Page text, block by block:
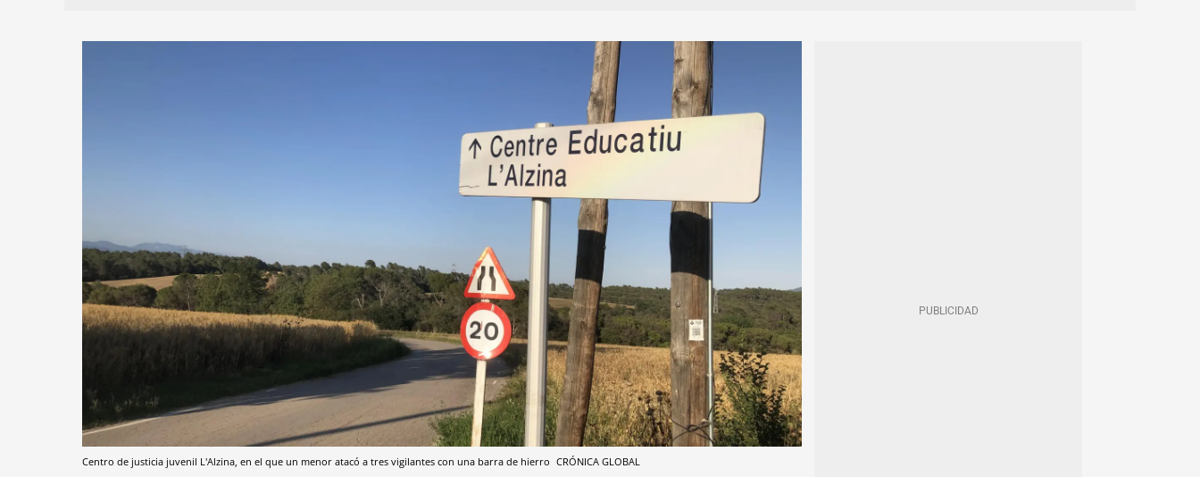
Centro de justicia juvenil L'Alzina, en el que un menor atacó a tres vigilantes con una barra de hierro CRÓNICA GLOBAL